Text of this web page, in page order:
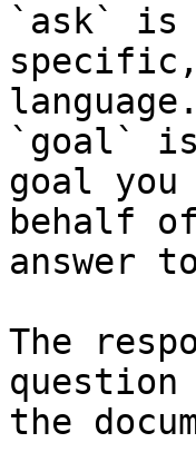
`ask` is
language.
`goal`
goal
behalf
answer
The
question
the